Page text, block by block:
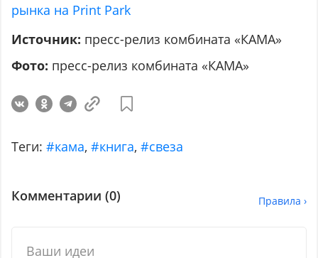
рынка на Print Park
Источник: пресс-релиз комбината «КАМА»
Фото: пресс-релиз комбината «КАМА»
Теги: #кама,#книга,#свеза
Комментарии (0) Правила ›